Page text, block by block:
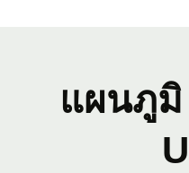
แผนภูมิ